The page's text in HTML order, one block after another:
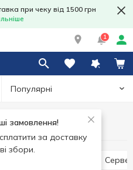
при чеку від 1500 грн
1
Популярні
замовлення!
за доставку
збори.
Паперові вироби